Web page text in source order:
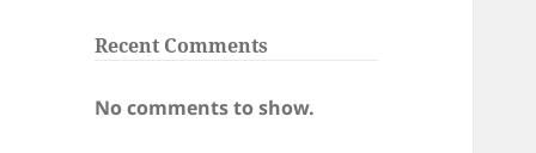
Recent Comments
No comments to show.